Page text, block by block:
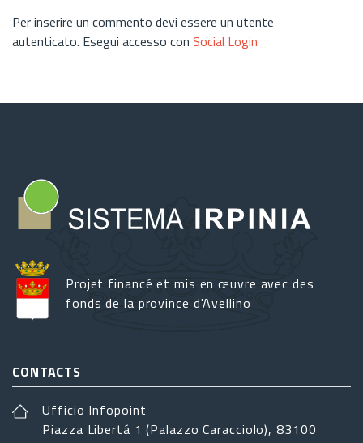
Per inserire un commento devi essere un utente
autenticato. Esegui accesso con Social Login
Projet financé et mis en œuvre avec des
fonds de la province d'Avellino
CONTACTS
Ufficio Infopoint
Piazza Libertá 1 (Palazzo Caracciolo), 83100